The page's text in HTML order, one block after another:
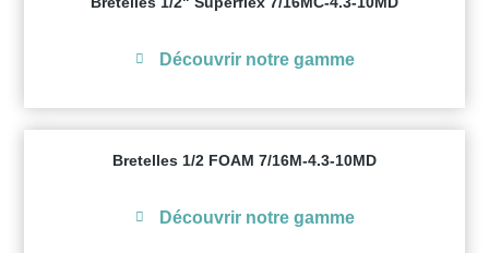
Découvrir notre gamme
Bretelles 1/2 FOAM 7/16M-4.3-10MD
Découvrir notre gamme